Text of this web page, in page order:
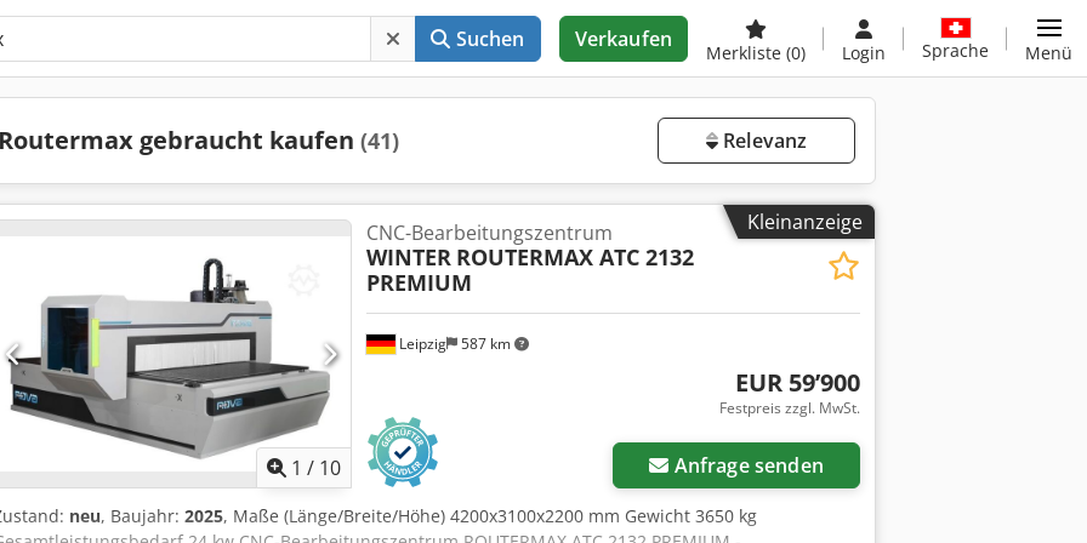
Suchen Verkaufen
Merkliste (0) Login Sprache Menü
Routermax gebraucht kaufen (41) Relevanz
Kleinanzeige
1 / 10
Leipzig 587 km
CNC-Bearbeitungszentrum
WINTER ROUTERMAX ATC 2132
PREMIUM
EUR 59’900
Festpreis zzgl. MwSt.
Anfrage senden
neu, Baujahr: 2025, Maße (Länge/Breite/Höhe) 4200x3100x2200 mm Gewicht 3650 kg